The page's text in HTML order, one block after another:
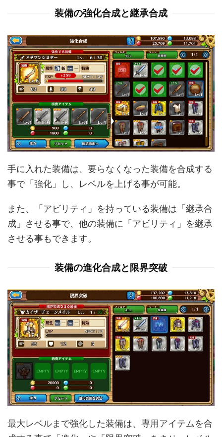
装備の強化合成と継承合成
手に入れた装備は、要らなくなった装備を合成する
事で「強化」し、レベルを上げる事が可能。
また、「アビリティ」を持っている装備は「継承合
成」させる事で、他の装備に「アビリティ」を継承
させる事もできます。
装備の進化合成と限界突破
最大レベルまで強化した装備は、専用アイテムを合